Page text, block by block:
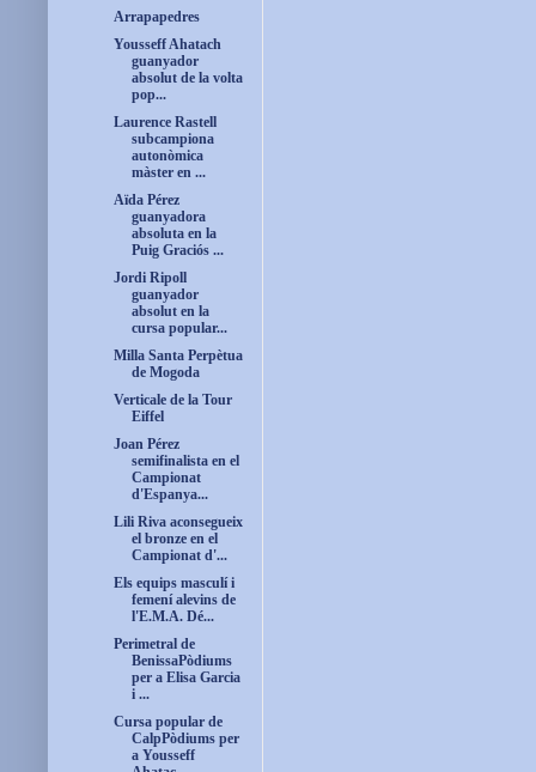
Arrapapedres
Yousseff Ahatach
guanyador
absolut de la volta
pop...
Laurence Rastell
subcampiona
autonòmica
màster en ...
Aïda Pérez
guanyadora
absoluta en la
Puig Graciós ...
Jordi Ripoll
guanyador
absolut en la
cursa popular...
Milla Santa Perpètua
de Mogoda
Verticale de la Tour
Eiffel
Joan Pérez
semifinalista en el
Campionat
d'Espanya...
Lili Riva aconsegueix
el bronze en el
Campionat d'...
Els equips masculí i
femení alevins de
l'E.M.A. Dé...
Perimetral de
BenissaPòdiums
per a Elisa Garcia
i ...
Cursa popular de
CalpPòdiums per
a Yousseff